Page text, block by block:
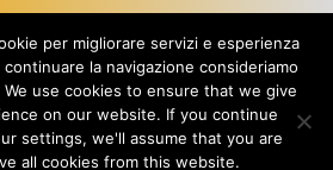
Twitter
by WordPress
per migliorare servizi e esperienza
la navigazione consideriamo
use cookies to ensure that we give
on our website. If you continue
settings, we'll assume that you are
all cookies from this website.